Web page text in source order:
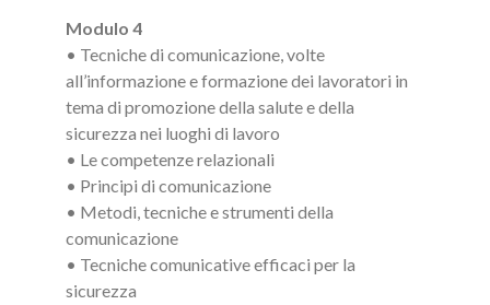
Modulo 4
• Tecniche di comunicazione, volte
all’informazione e formazione dei lavoratori in
tema di promozione della salute e della
sicurezza nei luoghi di lavoro
• Le competenze relazionali
• Principi di comunicazione
• Metodi, tecniche e strumenti della
comunicazione
• Tecniche comunicative efficaci per la
sicurezza